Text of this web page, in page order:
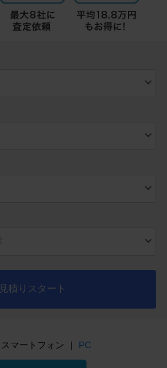
見積りスタート
スマートフォン | PC